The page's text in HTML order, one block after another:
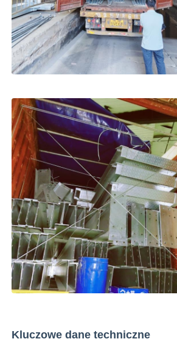
blog
Poproś o wycenę
Stalowa konstrukcja magazynowa
Warsztaty konstrukcji stalowej
Budowa konstrukcji stalowej
Konstrukcja konstrukcji stalowej
Budynek ramy stalowej
Kluczowe dane techniczne